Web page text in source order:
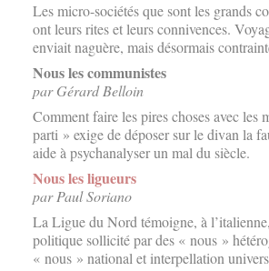
Les micro-sociétés que sont les grands
ont leurs rites et leurs connivences.
enviait naguère, mais désormais
Nous les communistes
par Gérard Belloin
Comment faire les pires choses avec
parti » exige de déposer sur le divan la
aide à psychanalyser un mal du siècle.
Nous les ligueurs
par Paul Soriano
La Ligue du Nord témoigne, à
politique sollicité par des « nous »
« nous » national et interpellation